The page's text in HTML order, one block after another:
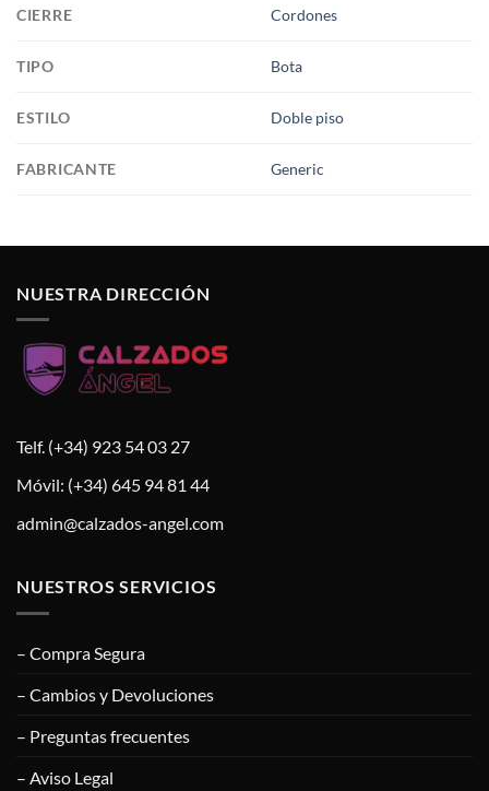
CIERRE Cordones
TIPO Bota
ESTILO Doble piso
FABRICANTE Generic
NUESTRA DIRECCIÓN
Telf. (+34) 923 54 03 27
Móvil: (+34) 645 94 81 44
admin@calzados-angel.com
NUESTROS SERVICIOS
– Compra Segura
– Cambios y Devoluciones
– Preguntas frecuentes
– Aviso Legal